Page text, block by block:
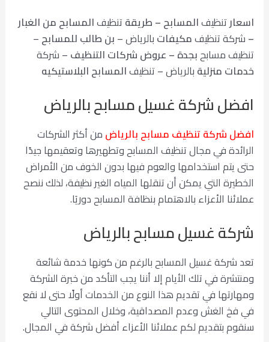
اسعارتنظيفالمسابح – طريقة تنظيفالمسابح من الغبار
– شركة تنظيفمكيفات بالرياض – بن طالب للمسابح –
تنظيف مسابحبجدة – عروض شركات التنظيف – شركة
خدمات منزلية بالرياض – تنظيفالمسابح البلاستيكيه
افضل شركة غسيل مسابح بالرياض
افضل شركة تنظيف مسابح بالرياض من أكثر الشركات
الرائدة في مجال تنظيف المسابح وتطهيرها وتعقيمها جيدًا
حتى يتم استخدامها والعوم فيها بدون الخوف من الأمراض
الخطيرة التي يمكن أن تنقلها المياه الغير نظيفة، لذلك ننصح
عملائنا الأعزاء بالاهتمام بنظافة المسابح دوريَا.
شركة غسيل مسابح بالرياض
تعد شركة غسيل المسابح بالرغم من كونها خدمة شائعة
ومنتشرة في تلك الأيام إلا أننا يجب التأكد من خبرة الشركة
ومهارتها في تقديم هذا النوع من الخدمات أولًا حتى لا نقع
في فخ الغش وعدم المصداقية، وخلال المحتوى التالي
سنقوم بتقديم لكم عملائنا الأعزاء أفضل شركة في المجال.